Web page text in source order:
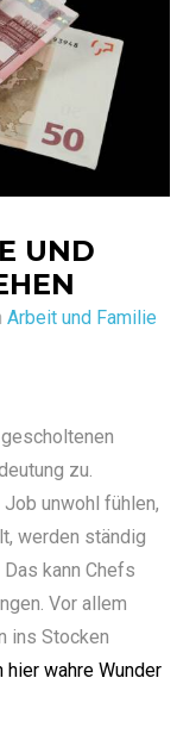
UND
Arbeit und Familie
zu.
unwohl fühlen,
werden ständig
kann Chefs
Vor allem
ins Stocken
hier wahre Wunder